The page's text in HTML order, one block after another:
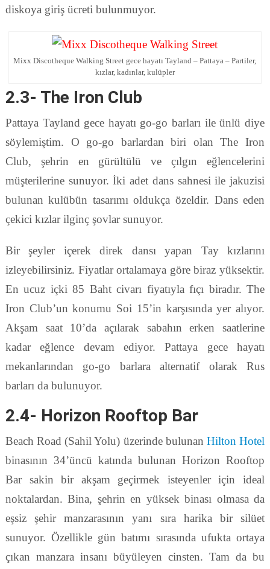
diskoya giriş ücreti bulunmuyor.
Mixx Discotheque Walking Street gece hayatı Tayland – Pattaya – Partiler,
kızlar, kadınlar, kulüpler
2.3- The Iron Club
Pattaya Tayland gece hayatı go-go barları ile ünlü diye
söylemiştim. O go-go barlardan biri olan The Iron
Club, şehrin en gürültülü ve çılgın eğlencelerini
müşterilerine sunuyor. İki adet dans sahnesi ile jakuzisi
bulunan kulübün tasarımı oldukça özeldir. Dans eden
çekici kızlar ilginç şovlar sunuyor.
Bir şeyler içerek direk dansı yapan Tay kızlarını
izleyebilirsiniz. Fiyatlar ortalamaya göre biraz yüksektir.
En ucuz içki 85 Baht civarı fiyatıyla fıçı biradır. The
Iron Club’un konumu Soi 15’in karşısında yer alıyor.
Akşam saat 10’da açılarak sabahın erken saatlerine
kadar eğlence devam ediyor. Pattaya gece hayatı
mekanlarından go-go barlara alternatif olarak Rus
barları da bulunuyor.
2.4- Horizon Rooftop Bar
Beach Road (Sahil Yolu) üzerinde bulunan Hilton Hotel
binasının 34’üncü katında bulunan Horizon Rooftop
Bar sakin bir akşam geçirmek isteyenler için ideal
noktalardan. Bina, şehrin en yüksek binası olmasa da
eşsiz şehir manzarasının yanı sıra harika bir silüet
sunuyor. Özellikle gün batımı sırasında ufukta ortaya
çıkan manzara insanı büyüleyen cinsten. Tam da bu